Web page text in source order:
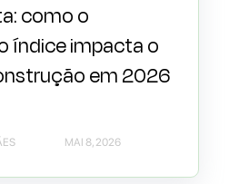
como o
índice impacta o
em 2026
MAI 8, 2026